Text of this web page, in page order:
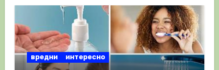
вредни интересно